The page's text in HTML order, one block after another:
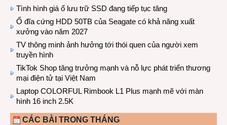
Tình hình giá ổ lưu trữ SSD đang tiếp tục tăng
Ổ đĩa cứng HDD 50TB của Seagate có khả năng xuất
xưởng vào năm 2027
TV thông minh ảnh hưởng tới thói quen của người xem
truyền hình
TikTok Shop tăng trưởng mạnh và nỗ lực phát triển thương
mại điện tử tại Việt Nam
Laptop COLORFUL Rimbook L1 Plus mạnh mẽ với màn
hình 16 inch 2.5K
CÁC BÀI TRONG THÁNG